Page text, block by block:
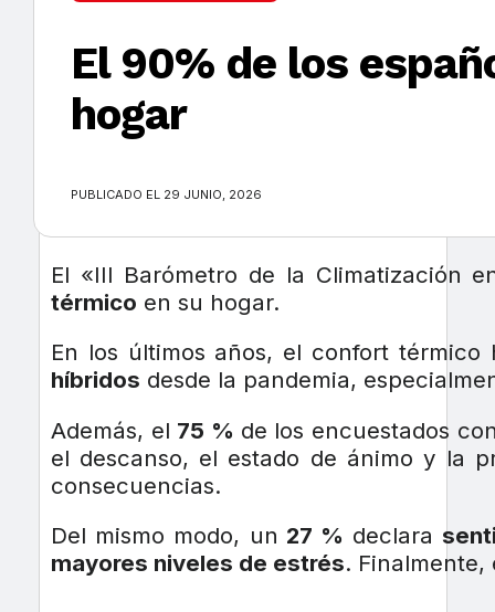
×
El 90% de los
hogar
PUBLICADO EL 29 JUNIO, 2026
El «III Barómetro de la Climatización
térmico en su hogar.
En los últimos años, el confort
híbridos desde la pandemia,
Además, el 75 % de los encuestados
el descanso, el estado de ánimo y la
consecuencias.
Del mismo modo, un 27 % declara
mayores niveles de estrés.